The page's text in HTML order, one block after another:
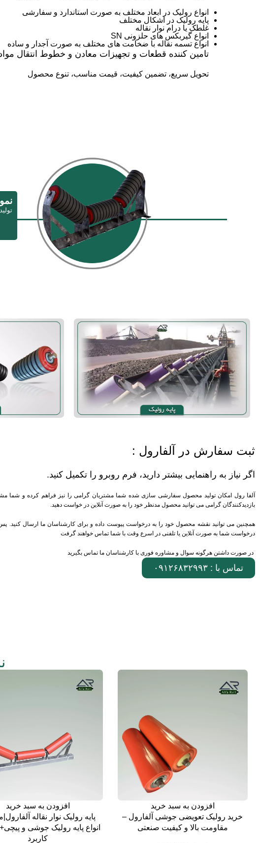
انواع رولیک در ابعاد مختلف به صورت استاندارد و سفارشی
پایه رولیک در اشکال مختلف
غلطک یا درام نوار نقاله
انواع گیربکس های حلزونی SN
انواع تسمه نقاله با ضخامت های مختلف به صورت آجدار و ساده
تامین کننده قطعات و تجهیزات معادن و خطوط انتقال
تحویل سریع، تضمین کیفیت، قیمت مناسب، تنوع محصول
ثبت سفارش در آلفارول :
اگر نیاز به راهنمایی بیشتر دارید، فرم روبرو را تکمیل کنید.
آلفا رول امکان تولید محصول سفارشی سازی شده شما مشتریان گرامی را نیز فراهم کرده و شما
بازدیدکنندگان گرامی می توانید محصول مدنظر خود را به صورت آنلاین در خواست دهید.
همچنین می توانید نقشه محصول خود را به درخواست پیوست داده و برای کارشناسان ما ارسال کنید.
درخواست شما به صورت آنلاین یا تلفنی در اسرع وقت با شما تماس خواهند گرفت
در صورت داشتن هرگونه سوال و مشاوره فوری با کارشناسان ما تماس بگیرید
تماس با : ۰۹۱۲۶۸۳۲۹۹۳
افزودن به سبد خرید
خرید رولیک تعویضی جوشی آلفارول –
مقاومت بالا و کیفیت صنعتی
افزودن به سبد خرید
پایه رولیک نوار نقاله
انواع پایه رولیک جوشی و
کاربرد